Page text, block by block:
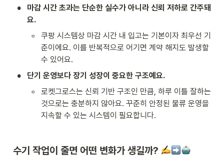
•
마감 시간 초과는 단순한 실수가 아니라 신뢰 저하로 간주돼
요.
◦
쿠팡 시스템상 마감 시간 내 입고는 기본이자 최우선 기
준이에요. 이를 반복적으로 어기면 계약 해지도 발생할
수 있어요.
• 단기 운영보다 장기 성장이 중요한 구조예요.
◦
로켓그로스는 신뢰 기반 구조인 만큼, 하루 이틀 잘하는
것으로는 충분하지 않아요. 꾸준히 안정된 물류 운영을
지속할 수 있는 시스템이 필요합니다.
수기 작업이 줄면 어떤 변화가 생길까?